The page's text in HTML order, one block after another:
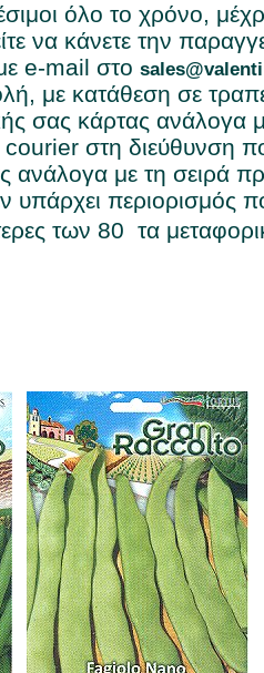
όλο το χρόνο,
να κάνετε την
e-mail στο
με κατάθεση σε
σας κάρτας ανάλογα
στη διεύθυνση
ανάλογα με τη σειρά
υπάρχει περιορισμός
των 80  τα